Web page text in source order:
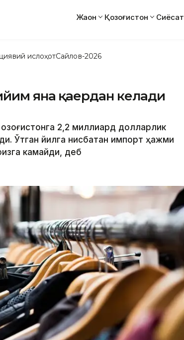
Жаҳон Қозоғистон Сиёсат
ислоҳотСайлов-2026
яна қаердан келади
2,2 миллиард долларлик
Ўтган йилга нисбатан импорт ҳажми
камайди, деб